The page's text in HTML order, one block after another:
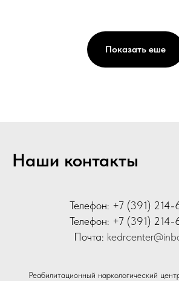
Показать еше
Наши контакты
Телефон: +7 (391) 214-
Телефон: +7 (391) 214-
Почта:
Реабилитационный наркологический